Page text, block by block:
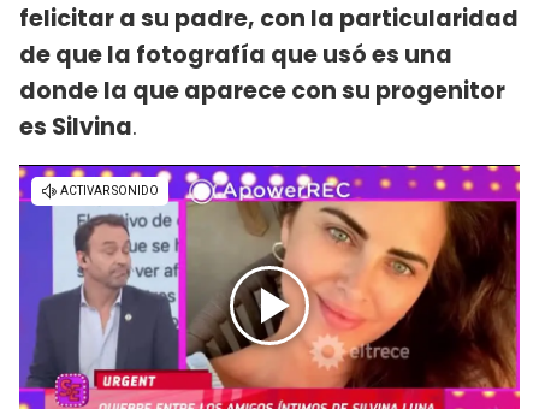
felicitar a su padre, con la particularidad
de que la fotografía que usó es una
donde la que aparece con su progenitor
es Silvina.